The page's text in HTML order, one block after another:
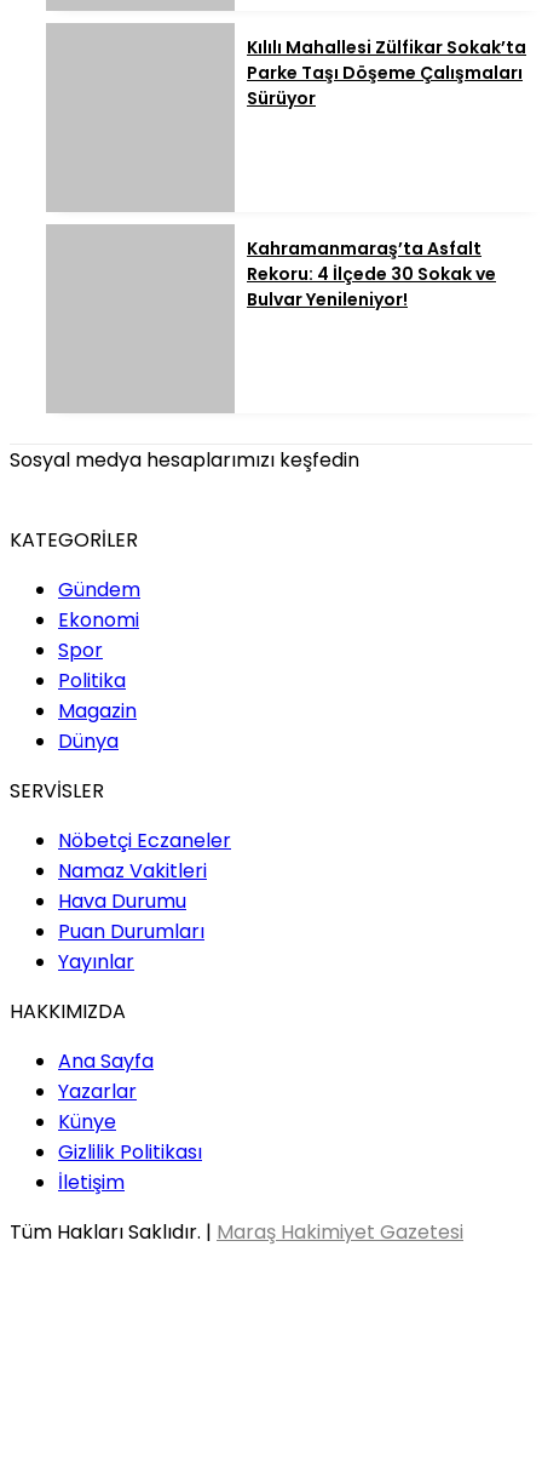
Kılılı Mahallesi Zülfikar Sokak’ta
Parke Taşı Döşeme Çalışmaları
Sürüyor
Kahramanmaraş’ta Asfalt
Rekoru: 4 İlçede 30 Sokak ve
Bulvar Yenileniyor!
Sosyal medya hesaplarımızı keşfedin
KATEGORİLER
Gündem
Ekonomi
Spor
Politika
Magazin
Dünya
SERVİSLER
Nöbetçi Eczaneler
Namaz Vakitleri
Hava Durumu
Puan Durumları
Yayınlar
HAKKIMIZDA
Ana Sayfa
Yazarlar
Künye
Gizlilik Politikası
İletişim
Tüm Hakları Saklıdır. | Maraş Hakimiyet Gazetesi